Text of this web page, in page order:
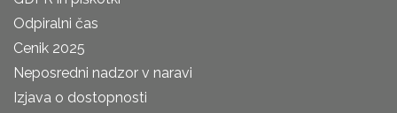
Odpiralni čas
Cenik 2025
Neposredni nadzor v naravi
Izjava o dostopnosti